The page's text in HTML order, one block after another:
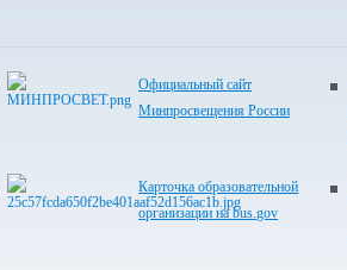
Официальный сайт
Минпросвещения России
Карточка образовательной
организации на bus.gov